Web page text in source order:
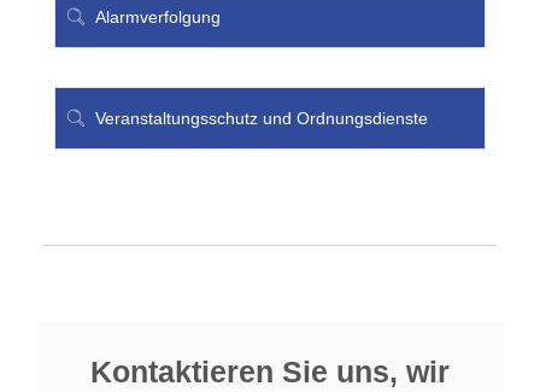
Alarmverfolgung
Veranstaltungsschutz und Ordnungsdienste
Kontaktieren Sie uns, wir